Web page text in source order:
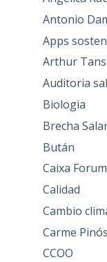
Antonio
Apps
Arthur
Auditoria
Biologia
Brecha
Bután
Caixa Forum
Calidad
Cambio
Carme Pinós
CCOO